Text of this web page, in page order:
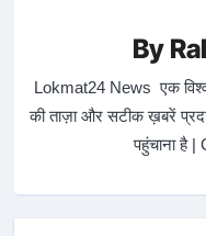
By
Lokmat24 News एक
की ताज़ा और सटीक ख़बरें
पहुंचाना है